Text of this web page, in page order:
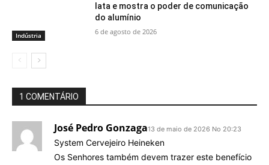
Indústria
lata e mostra o poder de comunicação
do alumínio
6 de agosto de 2026
1 COMENTÁRIO
José Pedro Gonzaga13 de maio de 2026 No 20:23
System Cervejeiro Heineken
Os Senhores também devem trazer este benefício